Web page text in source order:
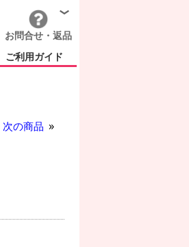
お問合せ・返品
ご利用ガイド
次の商品